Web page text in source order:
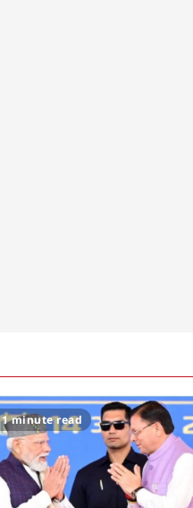
1 minute read